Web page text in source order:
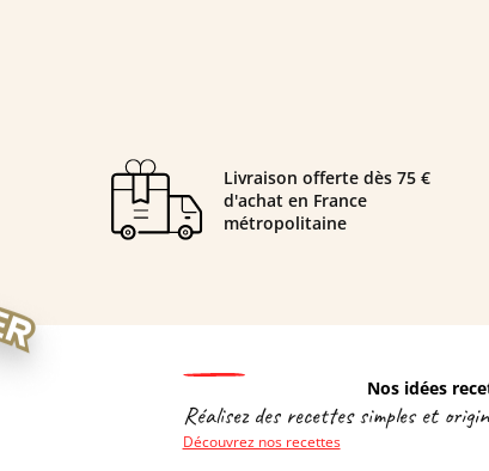
Livraison offerte dès 75 €
d'achat en France
métropolitaine
Nos idées
Réalisez des recettes simples et
Découvrez nos recettes